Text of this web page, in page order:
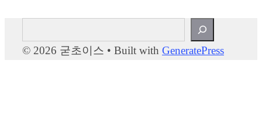
색
© 2026 굳초이스 • Built with GeneratePress